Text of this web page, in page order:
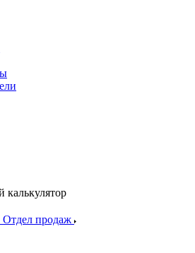
калькулятор
Отдел продаж